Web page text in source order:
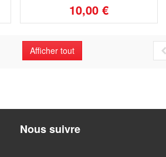
10,00 €
Afficher tout
Nous suivre